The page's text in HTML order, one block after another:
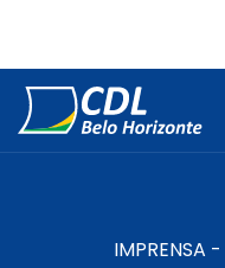
IMPRENSA -